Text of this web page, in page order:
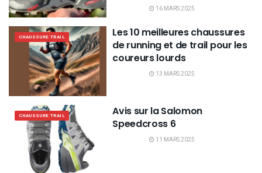
16 MARS 2025
CHAUSSURE TRAIL
Les 10 meilleures chaussures
de running et de trail pour les
coureurs lourds
13 MARS 2025
CHAUSSURE TRAIL
Avis sur la Salomon
Speedcross 6
11 MARS 2025